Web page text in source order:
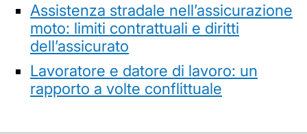
Assistenza stradale nell’assicurazione
moto: limiti contrattuali e diritti
dell’assicurato
Lavoratore e datore di lavoro: un
rapporto a volte conflittuale